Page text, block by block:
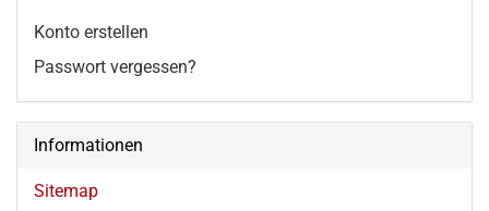
Konto erstellen
Passwort vergessen?
Informationen
Sitemap